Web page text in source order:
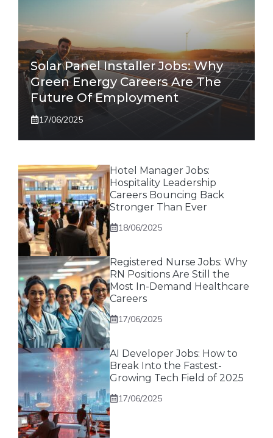
Solar Panel Installer Jobs: Why
Green Energy Careers Are The
Future Of Employment
17/06/2025
Hotel Manager Jobs:
Hospitality Leadership
Careers Bouncing Back
Stronger Than Ever
18/06/2025
Registered Nurse Jobs: Why
RN Positions Are Still the
Most In-Demand Healthcare
Careers
17/06/2025
AI Developer Jobs: How to
Break Into the Fastest-
Growing Tech Field of 2025
17/06/2025